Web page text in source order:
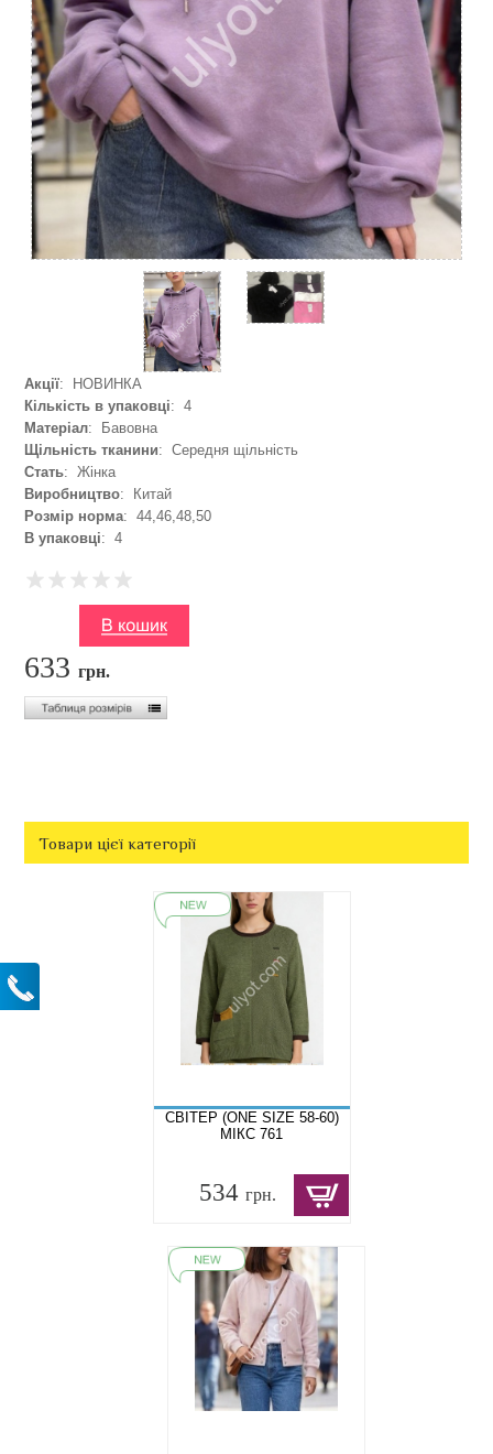
Акції: НОВИНКА
Кількість в упаковці: 4
Матеріал: Бавовна
Щільність тканини: Середня щільність
Стать: Жінка
Виробництво: Китай
Розмір норма: 44,46,48,50
В упаковці: 4
633грн.
Товари цієї категорії
СВІТЕР (ONE SIZE 58-60)
МІКС 761
534 грн.